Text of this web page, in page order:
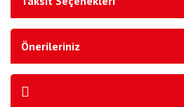
Önerileriniz